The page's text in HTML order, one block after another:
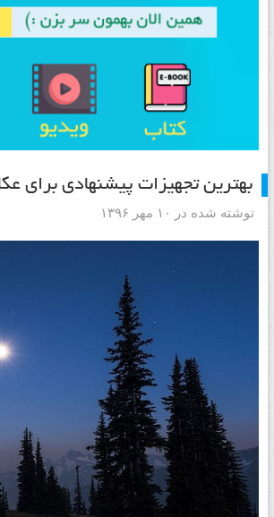
بهترین تجهیزات پیشنهادی برای
نوشته شده در ۱۰ مهر ۱۳۹۶